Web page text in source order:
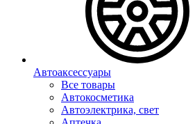
Автоаксессуары
Все товары
Автокосметика
Автоэлектрика, свет